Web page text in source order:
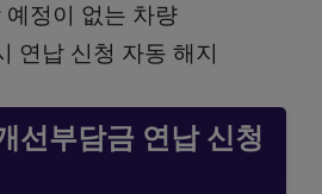
정이 없는 차량
연납 신청 자동 해지
선부담금 연납 신청